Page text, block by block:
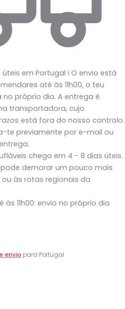
em Portugal i O envio está
até às 11h00, o teu
próprio dia. A entrega é
transportadora, cujo
está fora do nosso controlo.
te previamente por e-mail ou
chega em 4 - 8 dias úteis.
demorar um pouco mais
às rotas regionais da
11h00: envio no próprio dia
envio para Portugal